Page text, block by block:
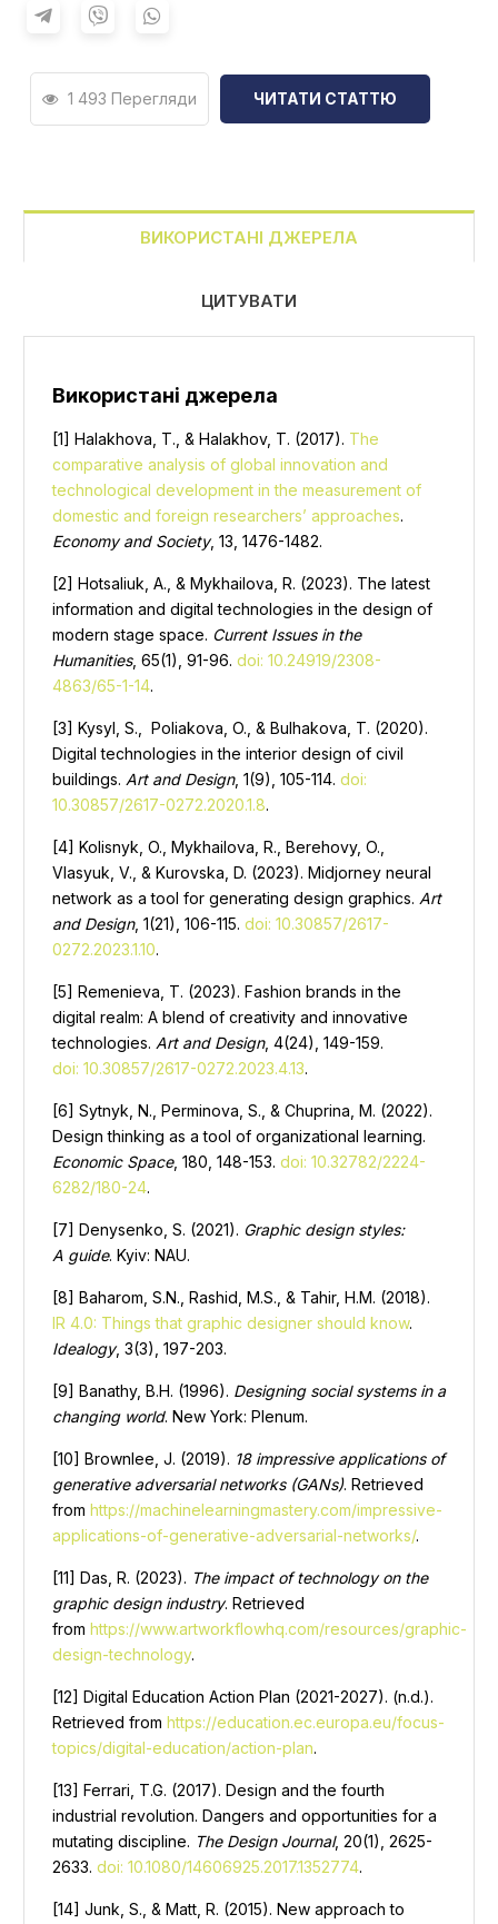
1 493 Перегляди ЧИТАТИ СТАТТЮ
ВИКОРИСТАНІ ДЖЕРЕЛА
ЦИТУВАТИ
Використані джерела
[1] Halakhova, T., & Halakhov, T. (2017). The
comparative analysis of global innovation and
technological development in the measurement of
domestic and foreign researchers’ approaches.
Economy and Society, 13, 1476-1482.
[2] Hotsaliuk, A., & Mykhailova, R. (2023). The latest
information and digital technologies in the design of
modern stage space. Current Issues in the
Humanities, 65(1), 91-96. doi: 10.24919/2308-
4863/65-1-14.
[3] Kysyl, S., Poliakova, O., & Bulhakova, T. (2020).
Digital technologies in the interior design of civil
buildings. Art and Design, 1(9), 105-114. doi:
10.30857/2617-0272.2020.1.8.
[4] Kolisnyk, O., Mykhailova, R., Berehovy, O.,
Vlasyuk, V., & Kurovska, D. (2023). Midjorney neural
network as a tool for generating design graphics. Art
and Design, 1(21), 106-115. doi: 10.30857/2617-
0272.2023.1.10.
[5] Remenieva, T. (2023). Fashion brands in the
digital realm: A blend of creativity and innovative
technologies. Art and Design, 4(24), 149-159.
doi: 10.30857/2617-0272.2023.4.13.
[6] Sytnyk, N., Perminova, S., & Chuprina, M. (2022).
Design thinking as a tool of organizational learning.
Economic Space, 180, 148-153. doi: 10.32782/2224-
6282/180-24.
[7] Denysenko, S. (2021). Graphic design styles:
A guide. Kyiv: NAU.
[8] Baharom, S.N., Rashid, M.S., & Tahir, H.M. (2018).
IR 4.0: Things that graphic designer should know.
Idealogy, 3(3), 197-203.
[9] Banathy, B.H. (1996). Designing social systems in a
changing world. New York: Plenum.
[10] Brownlee, J. (2019). 18 impressive applications of
generative adversarial networks (GANs). Retrieved
from https://machinelearningmastery.com/impressive-
applications-of-generative-adversarial-networks/.
[11] Das, R. (2023). The impact of technology on the
graphic design industry. Retrieved
from https://www.artworkflowhq.com/resources/graphic-
design-technology.
[12] Digital Education Action Plan (2021-2027). (n.d.).
Retrieved from https://education.ec.europa.eu/focus-
topics/digital-education/action-plan.
[13] Ferrari, T.G. (2017). Design and the fourth
industrial revolution. Dangers and opportunities for a
mutating discipline. The Design Journal, 20(1), 2625-
2633. doi: 10.1080/14606925.2017.1352774.
[14] Junk, S., & Matt, R. (2015). New approach to